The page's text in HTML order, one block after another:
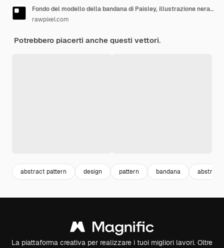
Fondo del modello della bandana di Paisley, illustrazione nera, vettore astratto di disegno
rawpixel.com
Potrebbero piacerti anche questi vettori.
abstract pattern design pattern bandana abstract
La piattaforma creativa per realizzare i tuoi migliori lavori. Oltre